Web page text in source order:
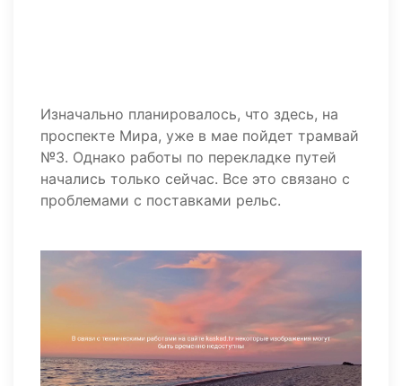
Изначально планировалось, что здесь, на
проспекте Мира, уже в мае пойдет трамвай
№3. Однако работы по перекладке путей
начались только сейчас. Все это связано с
проблемами с поставками рельс.